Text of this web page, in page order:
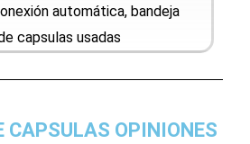
automática, bandeja
capsulas usadas
CAPSULAS OPINIONES